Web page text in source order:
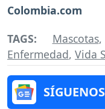
Colombia.com
TAGS: Mascotas
Enfermedad, Vida